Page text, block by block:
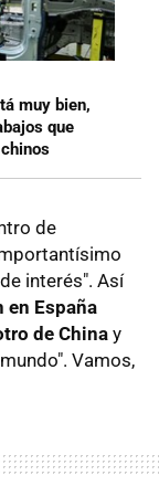
muy bien,
que
de
interés". Así
en España
de China y
Vamos,